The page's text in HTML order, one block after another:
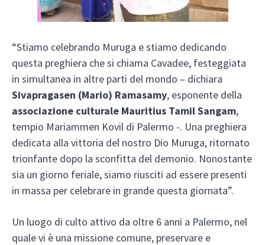
“Stiamo celebrando Muruga e stiamo dedicando
questa preghiera che si chiama Cavadee, festeggiata
in simultanea in altre parti del mondo – dichiara
Sivapragasen (Mario) Ramasamy, esponente della
associazione culturale Mauritius Tamil Sangam,
tempio Mariammen Kovil di Palermo -. Una preghiera
dedicata alla vittoria del nostro Dio Muruga, ritornato
trionfante dopo la sconfitta del demonio. Nonostante
sia un giorno feriale, siamo riusciti ad essere presenti
in massa per celebrare in grande questa giornata”.
Un luogo di culto attivo da oltre 6 anni a Palermo, nel
quale vi è una missione comune, preservare e